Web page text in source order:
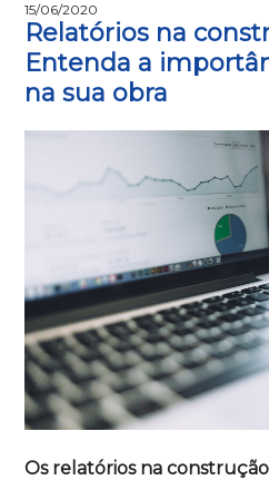
15/06/2020
Relatórios na
Entenda a
na sua obra
Os relatórios na